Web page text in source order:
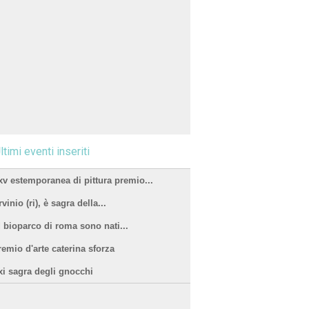
eventi inseriti
estemporanea di pittura premio...
(ri), è sagra della...
bioparco di roma sono nati...
d'arte caterina sforza
sagra degli gnocchi